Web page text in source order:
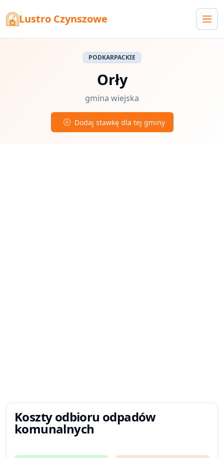
Lustro Czynszowe
PODKARPACKIE
Orły
gmina wiejska
Dodaj stawkę dla tej gminy
Koszty odbioru odpadów
komunalnych